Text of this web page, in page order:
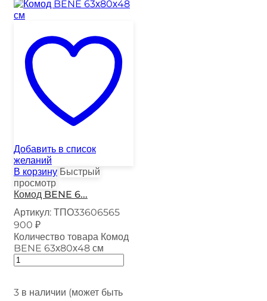
Добавить в список
желаний
В корзину Быстрый
просмотр
Комод BENE 6...
Артикул: ТПО33606565
900 ₽
Количество товара Комод
BENE 63х80х48 см
3 в наличии (может быть